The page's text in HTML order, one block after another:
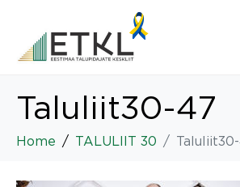
Taluliit30-47
Home TALULIIT 30